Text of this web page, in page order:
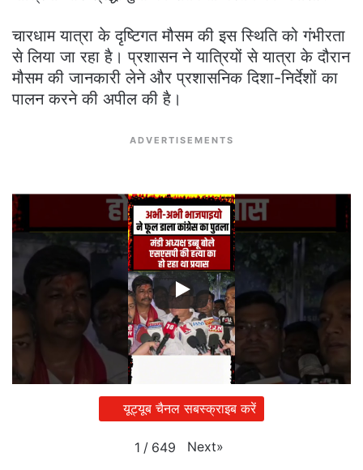
चारधाम यात्रा के दृष्टिगत मौसम की इस स्थिति को गंभीरता
से लिया जा रहा है। प्रशासन ने यात्रियों से यात्रा के दौरान
मौसम की जानकारी लेने और प्रशासनिक दिशा-निर्देशों का
पालन करने की अपील की है।
ADVERTISEMENTS
यूट्यूब चैनल सबस्क्राइब करें
1 / 649 Next»